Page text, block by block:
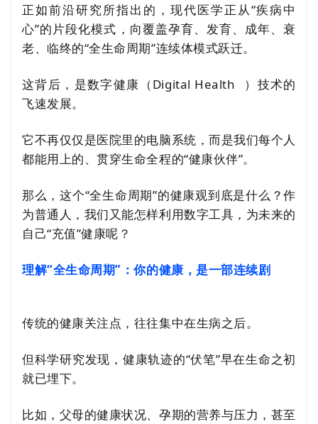
正如前沿研究所指出的，现代医学正从“疾病中
心”的片段化模式，向覆盖孕育、发育、成年、衰
老、临终的“全生命周期”连续体模式跃迁。
这背后，是数字健康（Digital Health
）技术的
飞速发展。
它不再仅仅是医院里的电脑系统，而是我们每个人
都能用上的、贯穿生命全程的“健康伙伴”。
那么，这个“全生命周期”的健康观到底是什么？作
为普通人，我们又能怎样利用数字工具，为未来的
自己“充值”健康呢？
理解“全生命周期”：你的健康，是一部连续剧
传统的健康关注点，往往集中在生病之后。
但科学研究发现，健康轨迹的“伏笔”早在生命之初
就已埋下。
比如，父母的健康状况、孕期的营养与压力，甚至